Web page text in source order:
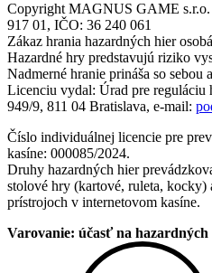
Copyright MAGNUS GAME s.r.o.
917 01, IČO: 36 240 061
Zákaz hrania hazardných hier
Hazardné hry predstavujú riziko
Nadmerné hranie prináša so sebou
Licenciu vydal: Úrad pre reguláciu
949/9, 811 04 Bratislava, e-mail:
Číslo individuálnej licencie pre
kasíne: 000085/2024.
Druhy hazardných hier
stolové hry (kartové, ruleta, kocky)
prístrojoch v internetovom kasíne.
Varovanie: účasť na